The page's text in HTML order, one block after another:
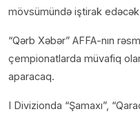
mövsümündə iştirak
“Qərb Xəbər” AFFA-nın
çempionatlarda müvafiq
aparacaq.
I Divizionda “Şamaxı”,